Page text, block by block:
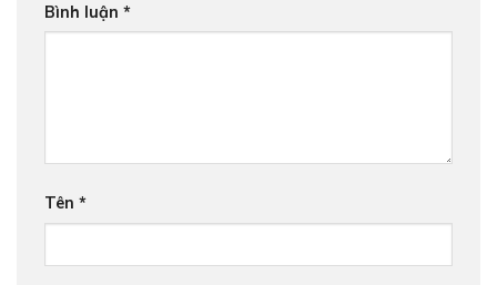
Bình luận *
Tên *